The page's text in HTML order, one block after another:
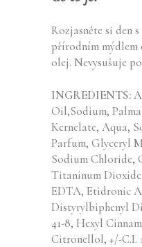
Rozjasněte si den
přírodním mýdlem
olej. Nevysušuje
INGREDIENTS:
Oil,Sodium,
Kernelate, Aqua,
Parfum, Glyceryl
Sodium Chloride,
Titaninum Dioxide
EDTA, Etidronic
Distyrylbiphenyl
41-8, Hexyl
Citronellol, +/-C.I.